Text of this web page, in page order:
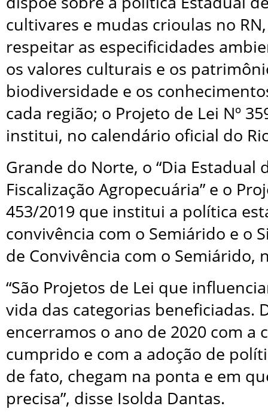
cultivares e mudas crioulas no
respeitar as especificidades
os valores culturais e os
biodiversidade e os
cada região; o Projeto de Lei Nº
institui, no calendário oficial do
Grande do Norte, o “Dia Estadual
Fiscalização Agropecuária” e o
453/2019 que institui a política
convivência com o Semiárido e o
de Convivência com o Semiárido,
“São Projetos de Lei que
vida das categorias beneficiadas.
encerramos o ano de 2020 com a
cumprido e com a adoção de
de fato, chegam na ponta e em
precisa”, disse Isolda Dantas.